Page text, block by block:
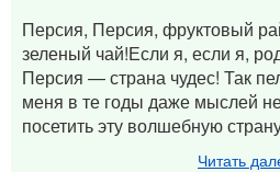
Персия, Персия, фруктовый
зеленый чай!Если я, если я,
Персия — страна чудес! Так
меня в те годы даже мыслей
посетить эту волшебную
Читать